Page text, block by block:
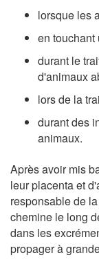
lorsque les
en touchant
durant le
d'animaux
lors de la
durant des
animaux.
Après avoir mis
leur placenta et
responsable de
chemine le long
dans les
propager à